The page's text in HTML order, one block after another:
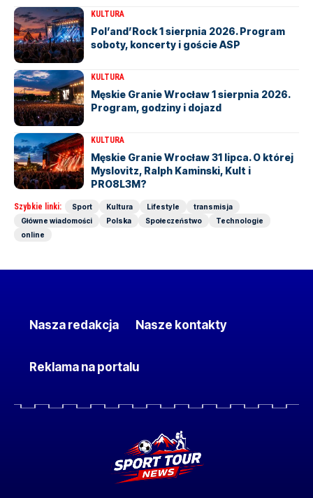
KULTURA
Pol’and’Rock 1 sierpnia 2026. Program
soboty, koncerty i goście ASP
KULTURA
Męskie Granie Wrocław 1 sierpnia 2026.
Program, godziny i dojazd
KULTURA
Męskie Granie Wrocław 31 lipca. O której
Myslovitz, Ralph Kaminski, Kult i
PRO8L3M?
Szybkie linki: Sport Kultura Lifestyle
transmisja
Główne wiadomości
Polska Społeczeństwo
Technologie
online
Nasza redakcja Nasze kontakty
Reklama na portalu